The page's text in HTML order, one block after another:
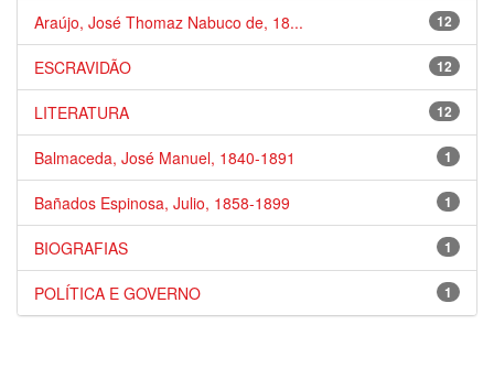
12
Araújo, José Thomaz Nabuco de, 18...
12
ESCRAVIDÃO
12
LITERATURA
1
Balmaceda, José Manuel, 1840-1891
1
Bañados Espinosa, Julio, 1858-1899
1
BIOGRAFIAS
1
POLÍTICA E GOVERNO